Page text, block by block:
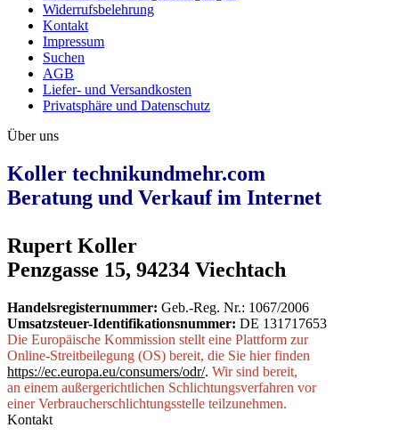
Widerrufsrecht & Muster-Widerrufsformular
Versand- & Zahlungsbedingungen
Widerrufsbelehrung
Kontakt
Impressum
Suchen
AGB
Privatsphäre und Datenschutz
Über uns
Koller technikundmehr.com
Rupert Koller
Penzgasse 15, 94234 Viechtach
Handelsregisternummer: Geb.-Reg. Nr.: 1067/2006
Umsatzsteuer-Identifikationsnummer:DE 131717653
Die Europäische Kommission stellt eine Plattform zur
Online-Streitbeilegung (OS) bereit, die Sie hier finden
https://ec.europa.eu/consumers/odr/ Wir sind bereit,
an einem außergerichtlichen Schlichtungsverfahren vor